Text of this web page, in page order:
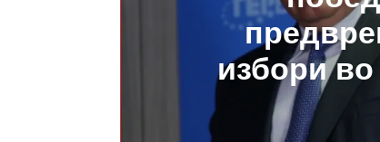
избори во